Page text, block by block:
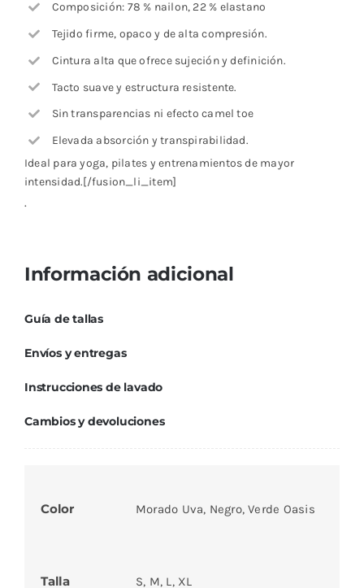
Composición: 78 % nailon, 22 % elastano
Tejido firme, opaco y de alta compresión.
Cintura alta que ofrece sujeción y definición.
Tacto suave y estructura resistente.
Sin transparencias ni efecto camel toe
Elevada absorción y transpirabilidad.
Ideal para yoga, pilates y entrenamientos de mayor
intensidad.[/fusion_li_item]
.
Información adicional
Guía de tallas
Envíos y entregas
Instrucciones de lavado
Cambios y devoluciones
Color Morado Uva, Negro, Verde Oasis
Talla S, M, L, XL